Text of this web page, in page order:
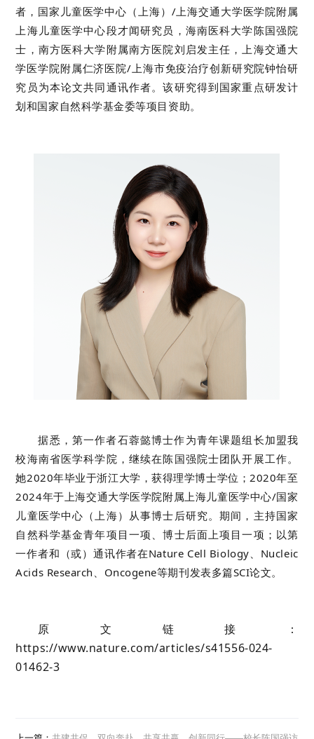
者，国家儿童医学中心（上海）/上海交通大学医学院附属
上海儿童医学中心段才闻研究员，海南医科大学陈国强院
士，南方医科大学附属南方医院刘启发主任，上海交通大
学医学院附属仁济医院/上海市免疫治疗创新研究院钟怡研
究员为本论文共同通讯作者。该研究得到国家重点研发计
划和国家自然科学基金委等项目资助。
据悉，第一作者石蓉懿博士作为青年课题组长加盟我
校海南省医学科学院，继续在陈国强院士团队开展工作。
她2020年毕业于浙江大学，获得理学博士学位；2020年至
2024年于上海交通大学医学院附属上海儿童医学中心/国家
儿童医学中心（上海）从事博士后研究。期间，主持国家
自然科学基金青年项目一项、博士后面上项目一项；以第
一作者和（或）通讯作者在Nature Cell Biology、Nucleic
Acids Research、Oncogene等期刊发表多篇SCI论文。
原文链接：
https://www.nature.com/articles/s41556-024-
01462-3